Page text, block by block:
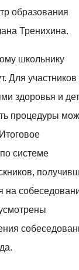
образования
Тренихина.
школьнику
Для участников
здоровья и
процедуры
системе
на